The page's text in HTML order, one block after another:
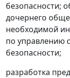
безопасности;
дочернего
необходимой
по управлению
безопасности;
разработка